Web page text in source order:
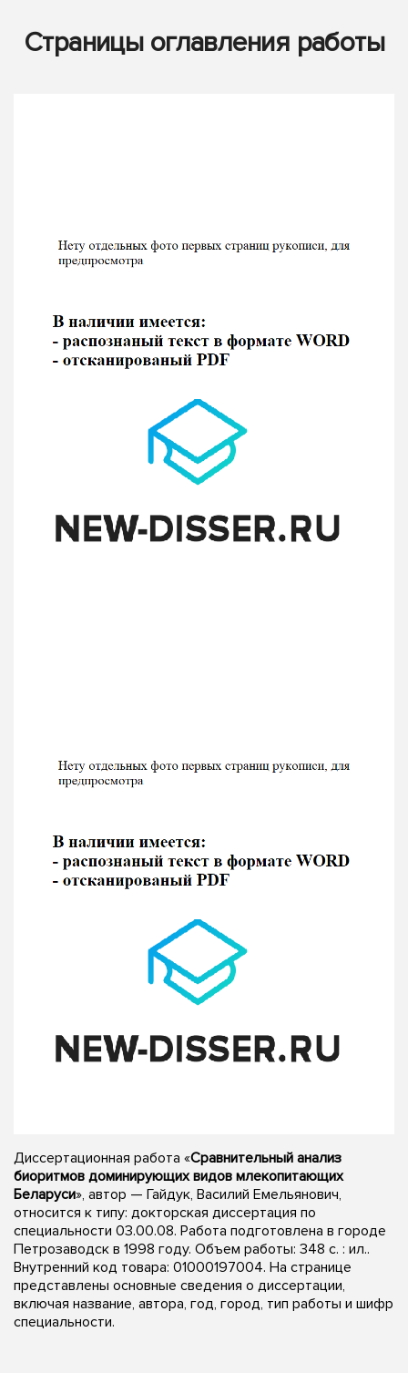
Страницы оглавления работы
Диссертационная работа «Сравнительный анализ
биоритмов доминирующих видов млекопитающих
Беларуси», автор — Гайдук, Василий Емельянович,
относится к типу: докторская диссертация по
специальности 03.00.08. Работа подготовлена в городе
Петрозаводск в 1998 году. Объем работы: 348 с. : ил..
Внутренний код товара: 01000197004. На странице
представлены основные сведения о диссертации,
включая название, автора, год, город, тип работы и шифр
специальности.